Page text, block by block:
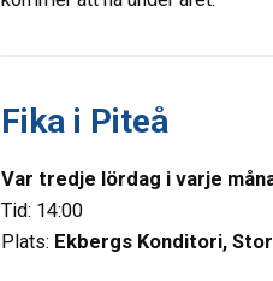
Fika i Piteå
Var tredje lördag i varje
Tid: 14:00
Plats: Ekbergs Konditori,